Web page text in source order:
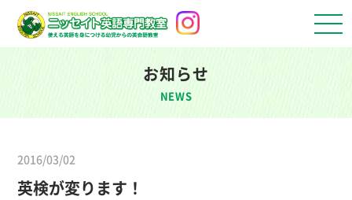
お知らせ
NEWS
2016/03/02
英検が変ります！